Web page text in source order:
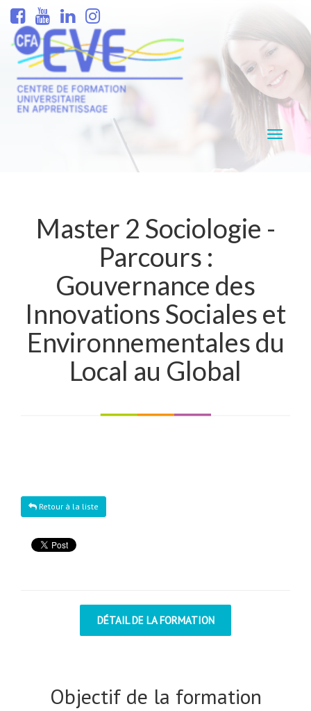
Master 2 Sociologie -
Parcours :
Gouvernance des
Innovations Sociales et
Environnementales du
Local au Global
Retour à la liste
DÉTAIL DE LA FORMATION
Objectif de la formation